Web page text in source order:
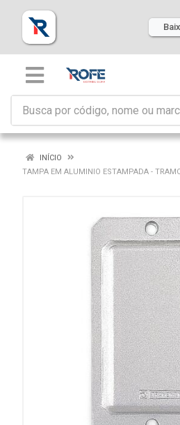
INÍCIO
TAMPA EM ALUMINIO ESTAMPADA -